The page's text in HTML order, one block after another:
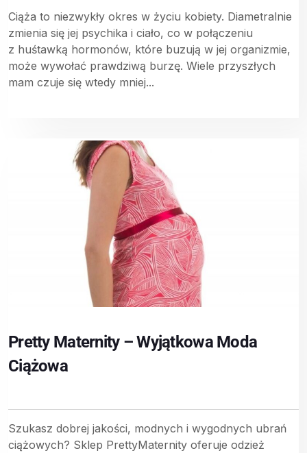
Ciąża to niezwykły okres w życiu kobiety. Diametralnie
zmienia się jej psychika i ciało, co w połączeniu
z huśtawką hormonów, które buzują w jej organizmie,
może wywołać prawdziwą burzę. Wiele przyszłych
mam czuje się wtedy mniej...
Pretty Maternity – Wyjątkowa Moda
Ciążowa
Szukasz dobrej jakości, modnych i wygodnych ubrań
ciążowych? Sklep PrettyMaternity oferuje odzież